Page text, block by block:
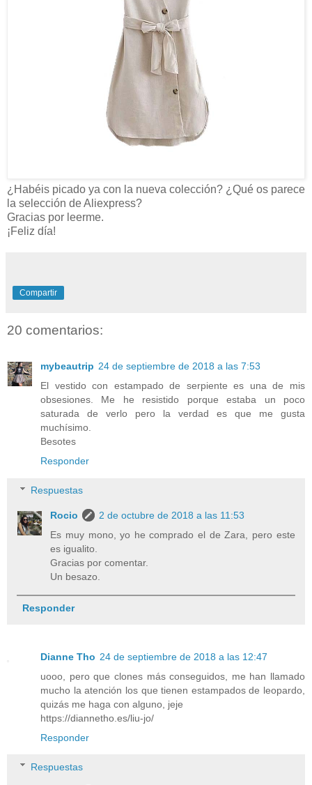
¿Habéis picado ya con la nueva colección? ¿Qué os parece
la selección de Aliexpress?
Gracias por leerme.
¡Feliz día!
Compartir
20 comentarios:
mybeautrip 24 de septiembre de 2018 a las 7:53
El vestido con estampado de serpiente es una de mis
obsesiones. Me he resistido porque estaba un poco
saturada de verlo pero la verdad es que me gusta
muchísimo.
Besotes
Responder
Respuestas
Rocio
2 de octubre de 2018 a las 11:53
Es muy mono, yo he comprado el de Zara, pero este
es igualito.
Gracias por comentar.
Un besazo.
Responder
Dianne Tho 24 de septiembre de 2018 a las 12:47
uooo, pero que clones más conseguidos, me han llamado
mucho la atención los que tienen estampados de leopardo,
quizás me haga con alguno, jeje
https://diannetho.es/liu-jo/
Responder
Respuestas